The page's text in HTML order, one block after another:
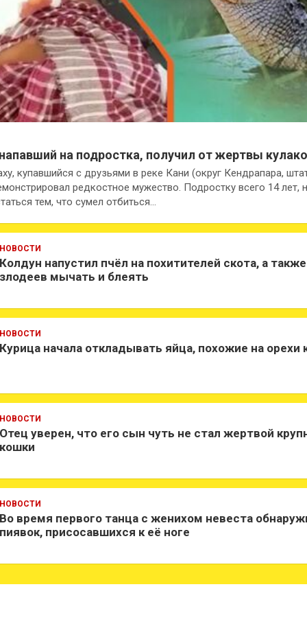
на подростка, получил от жертвы
купавшийся с друзьями в реке Кани (округ Кендрапара,
редкостное мужество. Подростку всего 14 лет,
тем, что сумел отбиться…
НОВОСТИ
Колдун напустил пчёл на похитителей скота, а
злодеев мычать и блеять
НОВОСТИ
Курица начала откладывать яйца, похожие на
НОВОСТИ
Отец уверен, что его сын чуть не стал жертвой
кошки
НОВОСТИ
Во время первого танца с женихом невеста
пиявок, присосавшихся к её ноге